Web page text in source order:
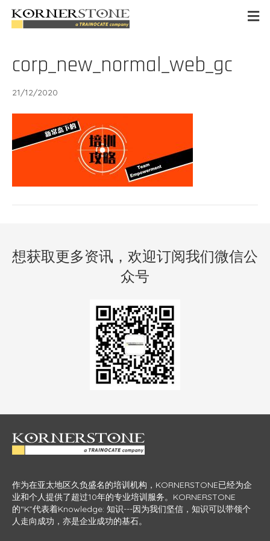
corp_new_normal_web_gc
21/12/2020
想获取更多资讯，欢迎订阅我们微信公
众号
作为在亚太地区久负盛名的培训机构，KORNERSTONE已经为企
业和个人提供了超过10年的专业培训服务。KORNERSTONE
的“K”代表着Knowledge: 知识---因为我们坚信，知识可以带领个
人走向成功，亦是企业成功的基石。